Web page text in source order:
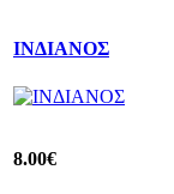
IΝΔΙΑΝΟΣ
8.00€